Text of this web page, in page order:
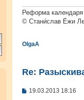
Реформа
© Стани́слав Е́жи
OlgaA
Re:
С19.03.2013 18:16